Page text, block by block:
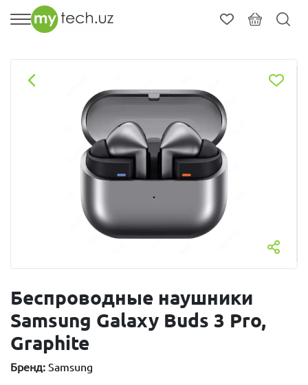
Беспроводные наушники
Samsung Galaxy Buds 3 Pro,
Graphite
Бренд: Samsung